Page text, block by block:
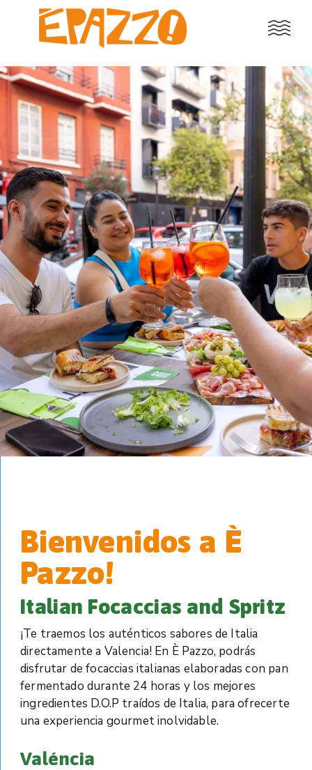
Bienvenidos a È
Pazzo!
Italian Focaccias and Spritz
¡Te traemos los auténticos sabores de Italia
directamente a Valencia! En È Pazzo, podrás
disfrutar de focaccias italianas elaboradas con pan
fermentado durante 24 horas y los mejores
ingredientes D.O.P traídos de Italia, para ofrecerte
una experiencia gourmet inolvidable.
Valéncia